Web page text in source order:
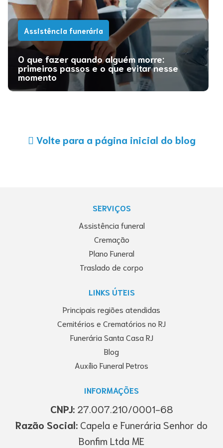
Assistência funerária
O que fazer quando alguém morre:
primeiros passos e o que evitar nesse
momento
Volte para a página inicial do blog
SERVIÇOS
Assistência funeral
Cremação
Plano Funeral
Traslado de corpo
LINKS ÚTEIS
Principais regiões atendidas
Cemitérios e Crematórios no RJ
Funerária Santa Casa RJ
Blog
Auxílio Funeral Petros
INFORMAÇÕES
CNPJ:27.007.210/0001-68
Razão Social: Capela e Funerária Senhor do
Bonfim Ltda ME